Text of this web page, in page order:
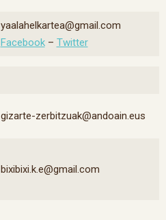
yaalahelkartea@gmail.com
Facebook– Twitter
gizarte-zerbitzuak@andoain.eus
bixibixi.k.e@gmail.com